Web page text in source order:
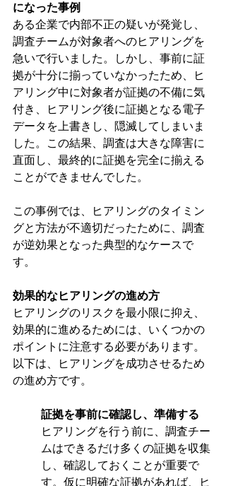
になった事例
ある企業で内部不正の疑いが発覚し、
調査チームが対象者へのヒアリングを
急いで行いました。しかし、事前に証
拠が十分に揃っていなかったため、ヒ
アリング中に対象者が証拠の不備に気
付き、ヒアリング後に証拠となる電子
データを上書きし、隠滅してしまいま
した。この結果、調査は大きな障害に
直面し、最終的に証拠を完全に揃える
ことができませんでした。
この事例では、ヒアリングのタイミン
グと方法が不適切だったために、調査
が逆効果となった典型的なケースで
す。
効果的なヒアリングの進め方
ヒアリングのリスクを最小限に抑え、
効果的に進めるためには、いくつかの
ポイントに注意する必要があります。
以下は、ヒアリングを成功させるため
の進め方です。
証拠を事前に確認し、準備する
ヒアリングを行う前に、調査チー
ムはできるだけ多くの証拠を収集
し、確認しておくことが重要で
す。仮に明確な証拠があれば、ヒ